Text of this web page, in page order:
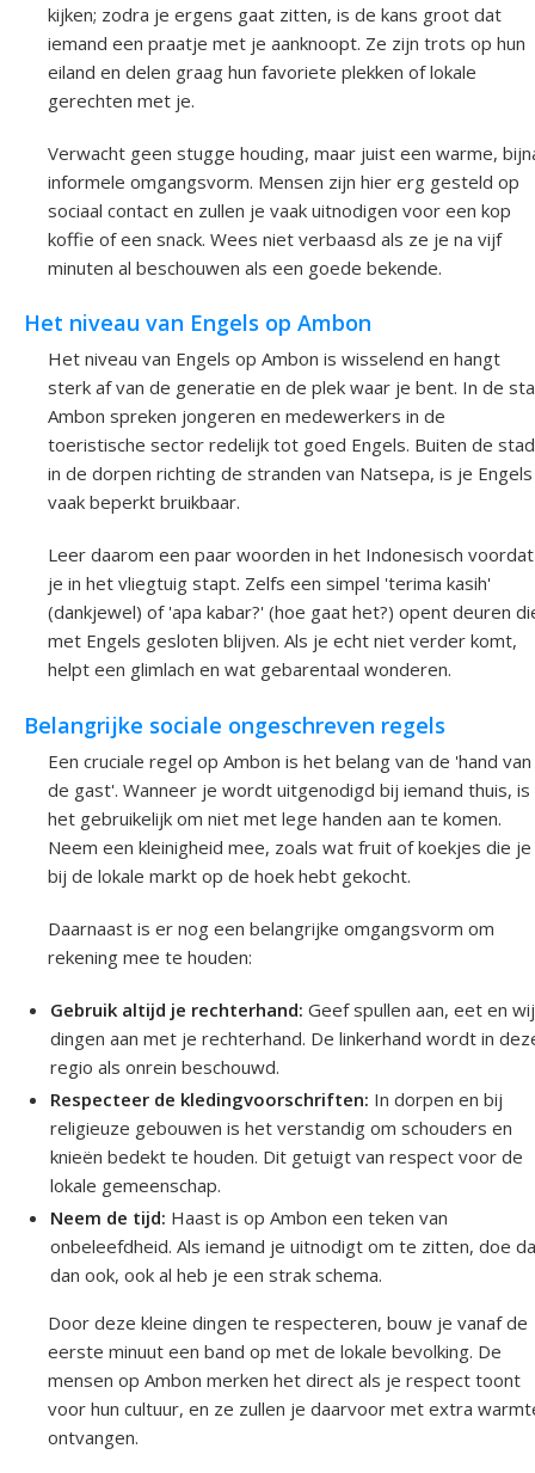
kijken; zodra je ergens gaat zitten, is de kans groot dat
iemand een praatje met je aanknoopt. Ze zijn trots op hun
eiland en delen graag hun favoriete plekken of lokale
gerechten met je.
Verwacht geen stugge houding, maar juist een warme,
informele omgangsvorm. Mensen zijn hier erg gesteld op
sociaal contact en zullen je vaak uitnodigen voor een kop
koffie of een snack. Wees niet verbaasd als ze je na vijf
minuten al beschouwen als een goede bekende.
Het niveau van Engels op Ambon
Het niveau van Engels op Ambon is wisselend en hangt
sterk af van de generatie en de plek waar je bent. In de
Ambon spreken jongeren en medewerkers in de
toeristische sector redelijk tot goed Engels. Buiten de
in de dorpen richting de stranden van Natsepa, is je Engels
vaak beperkt bruikbaar.
Leer daarom een paar woorden in het Indonesisch voordat
je in het vliegtuig stapt. Zelfs een simpel 'terima kasih'
(dankjewel) of 'apa kabar?' (hoe gaat het?) opent deuren
met Engels gesloten blijven. Als je echt niet verder komt,
helpt een glimlach en wat gebarentaal wonderen.
Belangrijke sociale ongeschreven regels
Een cruciale regel op Ambon is het belang van de 'hand van
de gast'. Wanneer je wordt uitgenodigd bij iemand thuis, is
het gebruikelijk om niet met lege handen aan te komen.
Neem een kleinigheid mee, zoals wat fruit of koekjes die je
bij de lokale markt op de hoek hebt gekocht.
Daarnaast is er nog een belangrijke omgangsvorm om
rekening mee te houden:
Gebruik altijd je rechterhand: Geef spullen aan, eet en
dingen aan met je rechterhand. De linkerhand wordt in
regio als onrein beschouwd.
Respecteer de kledingvoorschriften: In dorpen en bij
religieuze gebouwen is het verstandig om schouders en
knieën bedekt te houden. Dit getuigt van respect voor de
lokale gemeenschap.
Neem de tijd: Haast is op Ambon een teken van
onbeleefdheid. Als iemand je uitnodigt om te zitten, doe
dan ook, ook al heb je een strak schema.
Door deze kleine dingen te respecteren, bouw je vanaf de
eerste minuut een band op met de lokale bevolking. De
mensen op Ambon merken het direct als je respect toont
voor hun cultuur, en ze zullen je daarvoor met extra
ontvangen.